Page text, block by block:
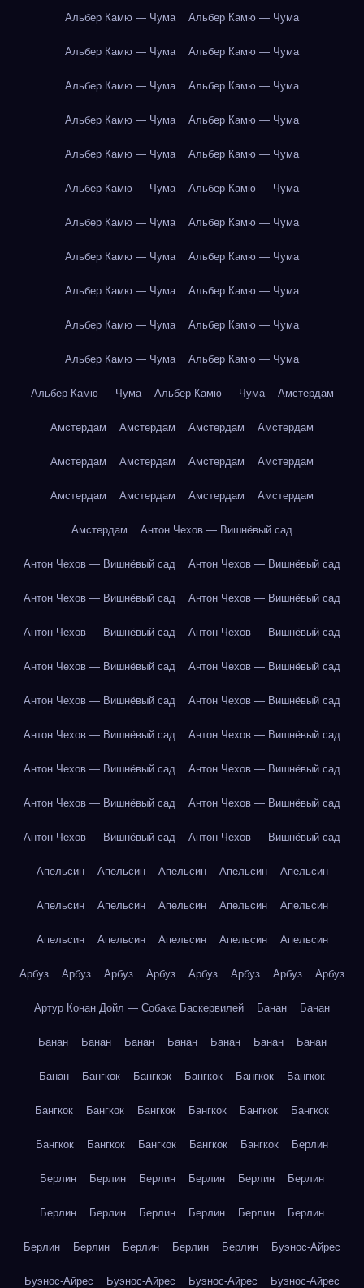
Альбер Камю — Чума Альбер Камю — Чума
Альбер Камю — Чума Альбер Камю — Чума
Альбер Камю — Чума Альбер Камю — Чума
Альбер Камю — Чума Альбер Камю — Чума
Альбер Камю — Чума Альбер Камю — Чума
Альбер Камю — Чума Альбер Камю — Чума
Альбер Камю — Чума Альбер Камю — Чума
Альбер Камю — Чума Альбер Камю — Чума
Альбер Камю — Чума Альбер Камю — Чума
Альбер Камю — Чума Альбер Камю — Чума
Альбер Камю — Чума Альбер Камю — Чума
Альбер Камю — Чума Альбер Камю — Чума Амстердам
Амстердам Амстердам Амстердам Амстердам
Амстердам Амстердам Амстердам Амстердам
Амстердам Амстердам Амстердам Амстердам
Амстердам Антон Чехов — Вишнёвый сад
Антон Чехов — Вишнёвый сад Антон Чехов — Вишнёвый сад
Антон Чехов — Вишнёвый сад Антон Чехов — Вишнёвый сад
Антон Чехов — Вишнёвый сад Антон Чехов — Вишнёвый сад
Антон Чехов — Вишнёвый сад Антон Чехов — Вишнёвый сад
Антон Чехов — Вишнёвый сад Антон Чехов — Вишнёвый сад
Антон Чехов — Вишнёвый сад Антон Чехов — Вишнёвый сад
Антон Чехов — Вишнёвый сад Антон Чехов — Вишнёвый сад
Антон Чехов — Вишнёвый сад Антон Чехов — Вишнёвый сад
Антон Чехов — Вишнёвый сад Антон Чехов — Вишнёвый сад
Апельсин Апельсин Апельсин Апельсин Апельсин
Апельсин Апельсин Апельсин Апельсин Апельсин
Апельсин Апельсин Апельсин Апельсин Апельсин
Арбуз Арбуз Арбуз Арбуз Арбуз Арбуз Арбуз Арбуз
Артур Конан Дойл — Собака Баскервилей Банан Банан
Банан Банан Банан Банан Банан Банан Банан
Банан Бангкок Бангкок Бангкок Бангкок Бангкок
Бангкок Бангкок Бангкок Бангкок Бангкок Бангкок
Бангкок Бангкок Бангкок Бангкок Бангкок Берлин
Берлин Берлин Берлин Берлин Берлин Берлин
Берлин Берлин Берлин Берлин Берлин Берлин
Берлин Берлин Берлин Берлин Берлин Буэнос-Айрес
Буэнос-Айрес Буэнос-Айрес Буэнос-Айрес Буэнос-Айрес